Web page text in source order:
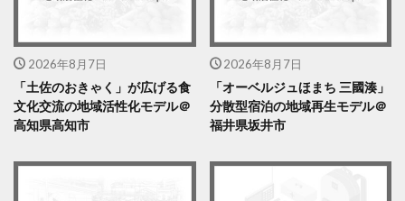
2026年8月7日
「土佐のおきゃく」が広げる食
文化交流の地域活性化モデル＠
高知県高知市
2026年8月7日
「オーベルジュほまち 三國湊」
分散型宿泊の地域再生モデル＠
福井県坂井市